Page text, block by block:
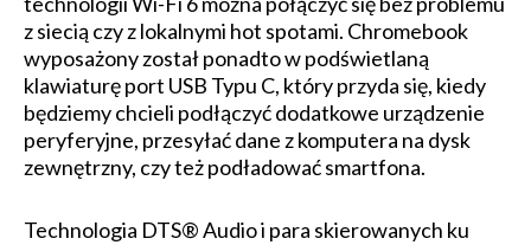
z siecią czy z lokalnymi hot spotami. Chromebook
wyposażony został ponadto w podświetlaną
klawiaturę port USB Typu C, który przyda się, kiedy
będziemy chcieli podłączyć dodatkowe urządzenie
peryferyjne, przesyłać dane z komputera na dysk
zewnętrzny, czy też podładować smartfona.
Technologia DTS® Audio i para skierowanych ku